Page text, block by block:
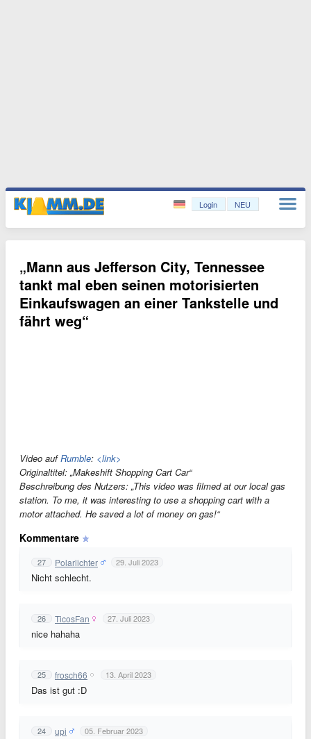
Login NEU
„Mann aus Jefferson City, Tennessee
tankt mal eben seinen motorisierten
Einkaufswagen an einer Tankstelle und
fährt weg“
Video aufRumble: <link>
Originaltitel: „Makeshift Shopping Cart Car“
Beschreibung des Nutzers: „This video was filmed at our local gas
station. To me, it was interesting to use a shopping cart with a
motor attached. He saved a lot of money on gas!“
Kommentare
27 Polarlichter 29. Juli 2023
Nicht schlecht.
26 TicosFan 27. Juli 2023
nice hahaha
25 frosch66 13. April 2023
Das ist gut :D
24 upi 05. Februar 2023